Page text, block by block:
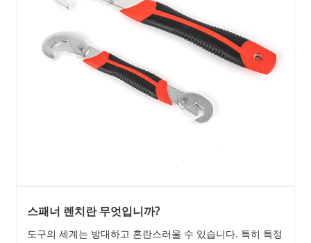
스패너 렌치란 무엇입니까?
도구의 세계는 방대하고 혼란스러울 수 있습니다. 특히 특정